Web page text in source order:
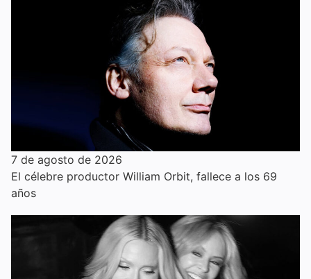
7 de agosto de 2026
El célebre productor William Orbit, fallece a los 69
años